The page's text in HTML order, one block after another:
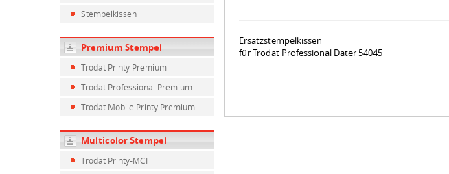
Stempelkissen
Premium Stempel
Trodat Printy Premium
Trodat Professional Premium
Trodat Mobile Printy Premium
Multicolor Stempel
Trodat Printy-MCI
Ersatzstempelkissen
für Trodat Professional Dater 54045